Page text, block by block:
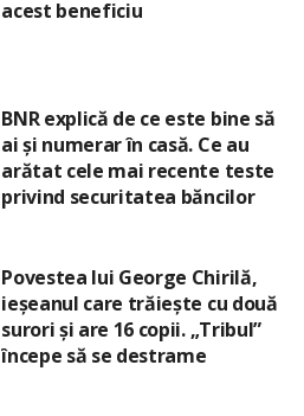
acest beneficiu
BNR explică de ce este bine să
ai și numerar în casă. Ce au
arătat cele mai recente teste
privind securitatea băncilor
Povestea lui George Chirilă,
ieșeanul care trăiește cu două
surori și are 16 copii. „Tribul”
începe să se destrame